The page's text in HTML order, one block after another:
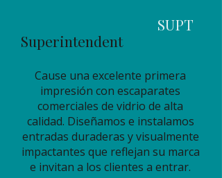
Superintendent
SUPT
Cause una excelente primera
impresión con escaparates
comerciales de vidrio de alta
calidad. Diseñamos e instalamos
entradas duraderas y visualmente
impactantes que reflejan su marca
e invitan a los clientes a entrar.